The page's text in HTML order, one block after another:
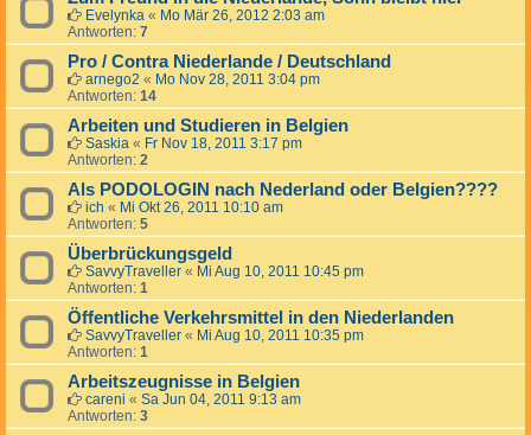
Evelynka « Mo Mär 26, 2012 2:03 am
Antworten: 7
Pro / Contra Niederlande / Deutschland
arnego2 « Mo Nov 28, 2011 3:04 pm
Antworten: 14
Arbeiten und Studieren in Belgien
Saskia « Fr Nov 18, 2011 3:17 pm
Antworten: 2
Als PODOLOGIN nach Nederland oder Belgien????
ich « Mi Okt 26, 2011 10:10 am
Antworten: 5
Überbrückungsgeld
SavvyTraveller « Mi Aug 10, 2011 10:45 pm
Antworten: 1
Öffentliche Verkehrsmittel in den Niederlanden
SavvyTraveller « Mi Aug 10, 2011 10:35 pm
Antworten: 1
Arbeitszeugnisse in Belgien
careni « Sa Jun 04, 2011 9:13 am
Antworten: 3